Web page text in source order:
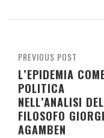
PREVIOUS POST
L’EPIDEMIA
POLITICA
NELL’ANALISI DEL
FILOSOFO
AGAMBEN